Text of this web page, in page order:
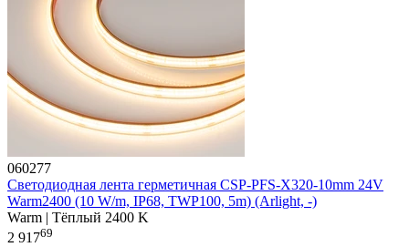
060277
Светодиодная лента герметичная CSP-PFS-X320-10mm 24V
Warm2400 (10 W/m, IP68, TWP100, 5m) (Arlight, -)
Warm | Тёплый 2400 K
2 91769